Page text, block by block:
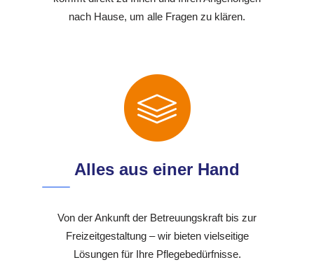
nach Hause, um alle Fragen zu klären.
Alles aus einer Hand
Von der Ankunft der Betreuungskraft bis zur
Freizeitgestaltung – wir bieten vielseitige
Lösungen für Ihre Pflegebedürfnisse.